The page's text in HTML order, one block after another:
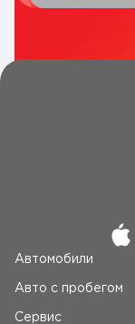
Автомобили
Авто c пробегом
Сервис